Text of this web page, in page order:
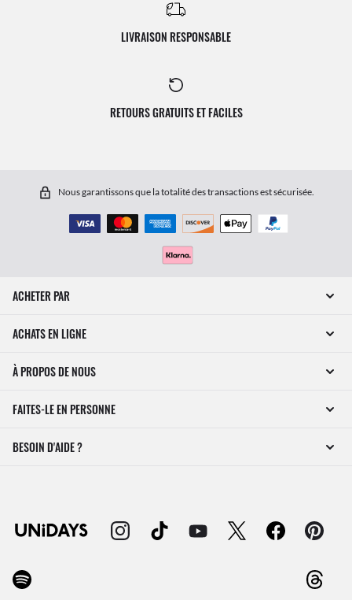
LIVRAISON RESPONSABLE
RETOURS GRATUITS ET FACILES
Nous garantissons que la totalité des transactions est sécurisée.
ACHETER PAR
ACHATS EN LIGNE
À PROPOS DE NOUS
FAITES-LE EN PERSONNE
BESOIN D'AIDE ?